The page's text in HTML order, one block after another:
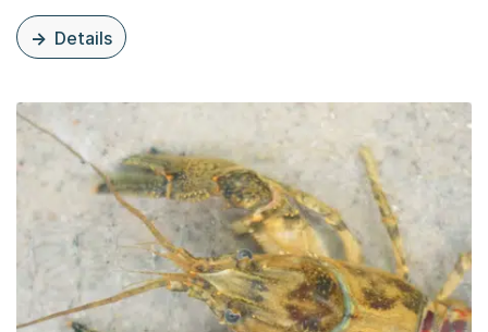
Details
zu diesem Thema: Invasive Ameisen